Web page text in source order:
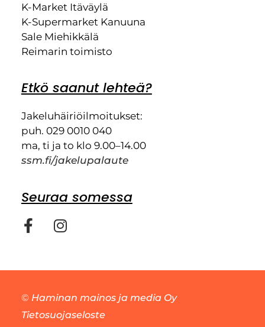
K-Market Itäväylä
K-Supermarket Kanuuna
Sale Miehikkälä
Reimarin toimisto
Etkö saanut lehteä?
Jakeluhäiriöilmoitukset:
puh. 029 0010 040
ma, ti ja to klo 9.00–14.00
ssm.fi/jakelupalaute
Seuraa somessa
© Haminan mainos ja media Oy
Tietosuojaseloste